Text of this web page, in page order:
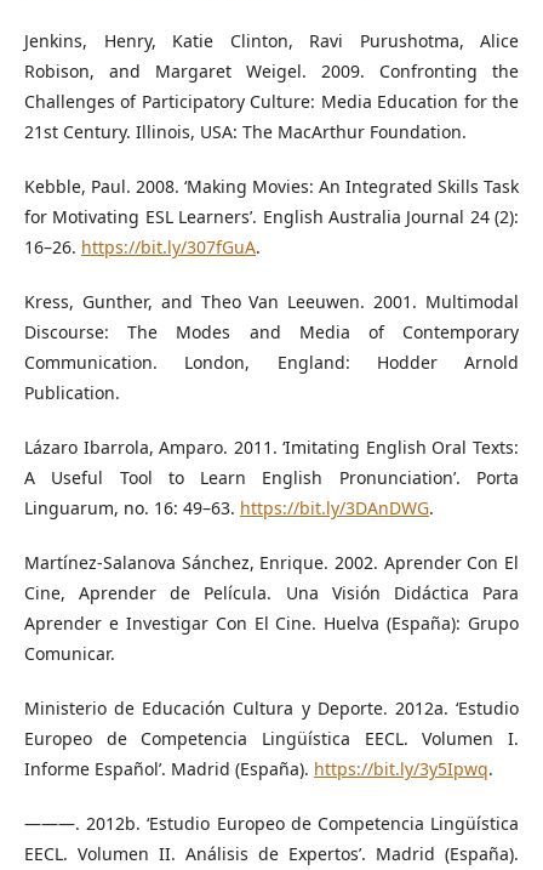
Jenkins, Henry, Katie Clinton, Ravi Purushotma, Alice
Robison, and Margaret Weigel. 2009. Confronting the
Challenges of Participatory Culture: Media Education for the
21st Century. Illinois, USA: The MacArthur Foundation.
Kebble, Paul. 2008. ‘Making Movies: An Integrated Skills Task
for Motivating ESL Learners’. English Australia Journal 24 (2):
16–26. https://bit.ly/307fGuA.
Kress, Gunther, and Theo Van Leeuwen. 2001. Multimodal
Discourse: The Modes and Media of Contemporary
Communication. London, England: Hodder Arnold
Publication.
Lázaro Ibarrola, Amparo. 2011. ‘Imitating English Oral Texts:
A Useful Tool to Learn English Pronunciation’. Porta
Linguarum, no. 16: 49–63. https://bit.ly/3DAnDWG.
Martínez-Salanova Sánchez, Enrique. 2002. Aprender Con El
Cine, Aprender de Película. Una Visión Didáctica Para
Aprender e Investigar Con El Cine. Huelva (España): Grupo
Comunicar.
Ministerio de Educación Cultura y Deporte. 2012a. ‘Estudio
Europeo de Competencia Lingüística EECL. Volumen I.
Informe Español’. Madrid (España). https://bit.ly/3y5Ipwq.
———. 2012b. ‘Estudio Europeo de Competencia Lingüística
EECL. Volumen II. Análisis de Expertos’. Madrid (España).